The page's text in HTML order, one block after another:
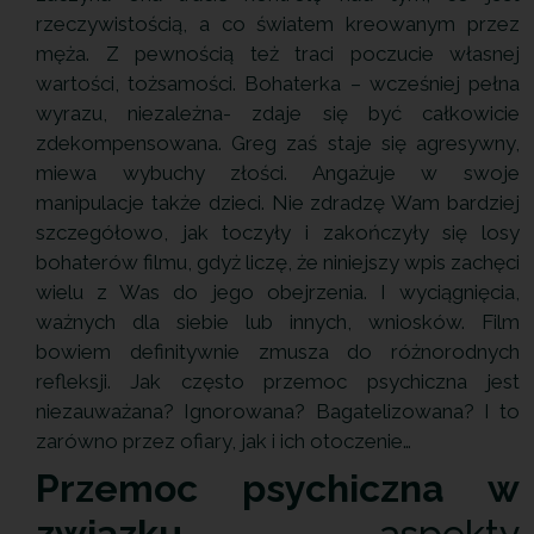
rzeczywistością, a co światem kreowanym przez
męża. Z pewnością też traci poczucie własnej
wartości, tożsamości. Bohaterka – wcześniej pełna
wyrazu, niezależna- zdaje się być całkowicie
zdekompensowana. Greg zaś staje się agresywny,
miewa wybuchy złości. Angażuje w swoje
manipulacje także dzieci. Nie zdradzę Wam bardziej
szczegółowo, jak toczyły i zakończyły się losy
bohaterów filmu, gdyż liczę, że niniejszy wpis zachęci
wielu z Was do jego obejrzenia. I wyciągnięcia,
ważnych dla siebie lub innych, wniosków. Film
bowiem definitywnie zmusza do różnorodnych
refleksji. Jak często przemoc psychiczna jest
niezauważana? Ignorowana? Bagatelizowana? I to
zarówno przez ofiary, jak i ich otoczenie…
Przemoc psychiczna w